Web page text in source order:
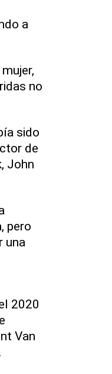
a
no
sido
de
John
pero
una
2020
Van